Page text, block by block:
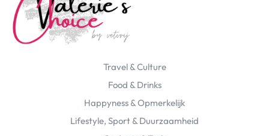
Travel & Culture
Food & Drinks
Happyness & Opmerkelijk
Lifestyle, Sport & Duurzaamheid